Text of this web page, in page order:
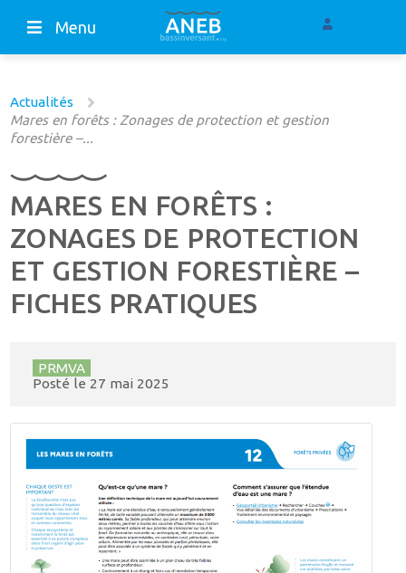
Menu
Actualités
Mares en forêts : Zonages de protection et gestion
forestière –...
MARES EN FORÊTS :
ZONAGES DE PROTECTION
ET GESTION FORESTIÈRE –
FICHES PRATIQUES
PRMVA
Posté le 27 mai 2025